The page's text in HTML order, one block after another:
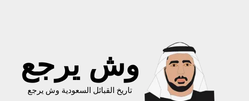
وش يرجع
تاريخ القبائل السعودية وش يرجع